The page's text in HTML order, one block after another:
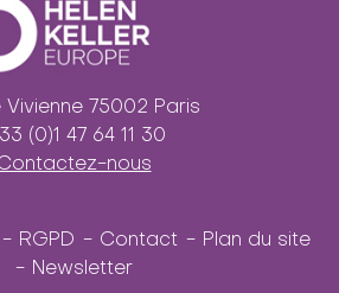
Vivienne 75002 Paris
(0)1 47 64 11 30
nous
RGPD Contact
Plan du site
Newsletter